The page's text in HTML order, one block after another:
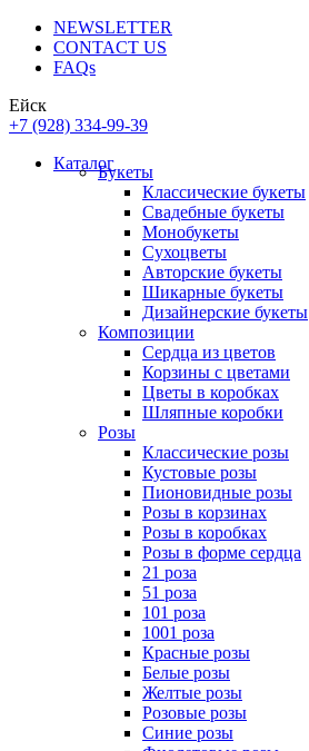
NEWSLETTER
CONTACT US
FAQs
Ейск
+7 (928) 334-99-39
КаталогБукеты
Классические букеты
Свадебные букеты
Монобукеты
Сухоцветы
Авторские букеты
Шикарные букеты
Дизайнерские букеты
Композиции
Сердца из цветов
Корзины с цветами
Цветы в коробках
Шляпные коробки
Розы
Классические розы
Кустовые розы
Пионовидные розы
Розы в корзинах
Розы в коробках
Розы в форме сердца
21 роза
51 роза
101 роза
1001 роза
Красные розы
Белые розы
Желтые розы
Розовые розы
Синие розы